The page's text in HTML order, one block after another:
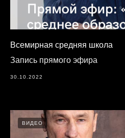
Всемирная средняя школа
Запись прямого эфира
30.10.2022
ВИДЕО